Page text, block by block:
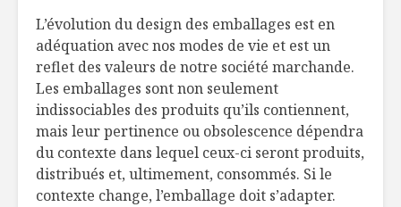
L’évolution du design des emballages est en
adéquation avec nos modes de vie et est un
reflet des valeurs de notre société marchande.
Les emballages sont non seulement
indissociables des produits qu’ils contiennent,
mais leur pertinence ou obsolescence dépendra
du contexte dans lequel ceux-ci seront produits,
distribués et, ultimement, consommés. Si le
contexte change, l’emballage doit s’adapter.
L’Italie que j’aime
10 mythes sur
l’alimentation
à la fois
18 heures